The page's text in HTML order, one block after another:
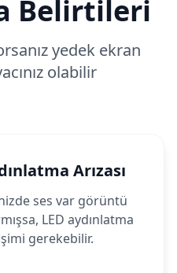
Belirtileri
yedek ekran
olabilir
Arızası
ses var görüntü
LED aydınlatma
gerekebilir.